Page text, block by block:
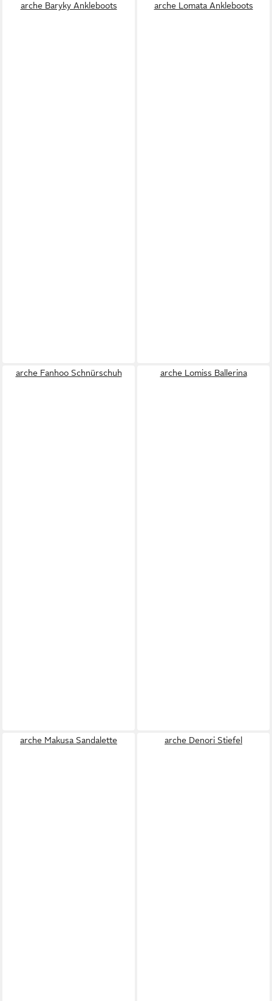
arche Baryky Ankleboots arche Lomata Ankleboots
arche Fanhoo Schnürschuh arche Lomiss Ballerina
arche Makusa Sandalette arche Denori Stiefel